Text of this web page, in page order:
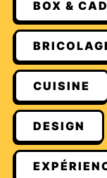
BOX &
CUISINE
DESIGN